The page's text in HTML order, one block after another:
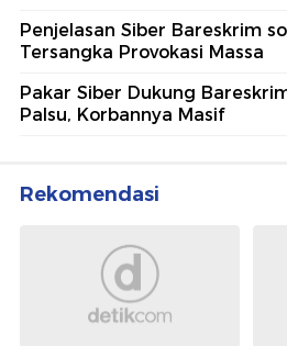
Penjelasan Siber Bareskrim
Tersangka Provokasi Massa
Pakar Siber Dukung
Palsu, Korbannya Masif
Rekomendasi